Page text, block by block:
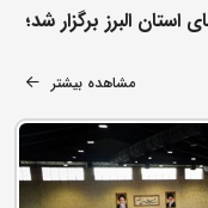
البرز برگزار شد؛
مشاهده بیشتر